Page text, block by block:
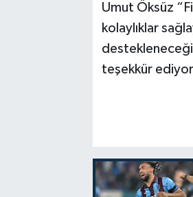
Umut Öksüz
kolaylıklar
teşekkür